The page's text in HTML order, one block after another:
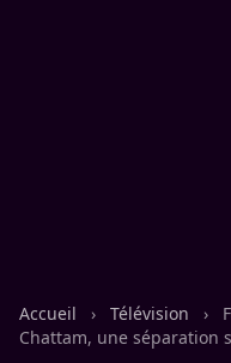
Accueil › Télévision ›
Chattam, une séparation